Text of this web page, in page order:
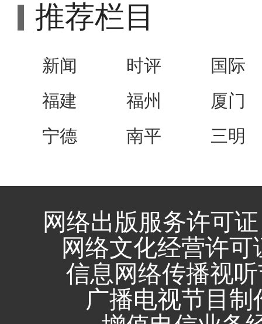
推荐栏目
新闻 时评
国际
福建
福州
厦门
宁德
南平 三明
网络出版服务许可
网络文化经营许可
信息网络传播视
广播电视节目